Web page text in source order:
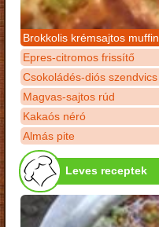
Brokkolis krémsajtos muffin
Epres-citromos frissítő
Csokoládés-diós szendvics
Magvas-sajtos rúd
Kakaós néró
Almás pite
Leves receptek